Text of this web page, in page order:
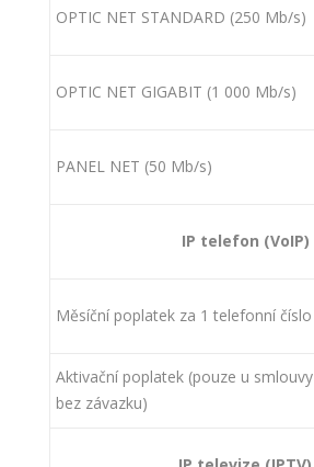
OPTIC NET STANDARD (250 Mb/s)
OPTIC NET GIGABIT (1 000 Mb/s)
PANEL NET (50 Mb/s)
IP telefon (VoIP)
Měsíční poplatek za 1 telefonní číslo
Aktivační poplatek (pouze u smlouvy
bez závazku)